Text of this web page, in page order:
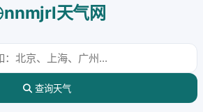
nnmjrl天气网
查询天气